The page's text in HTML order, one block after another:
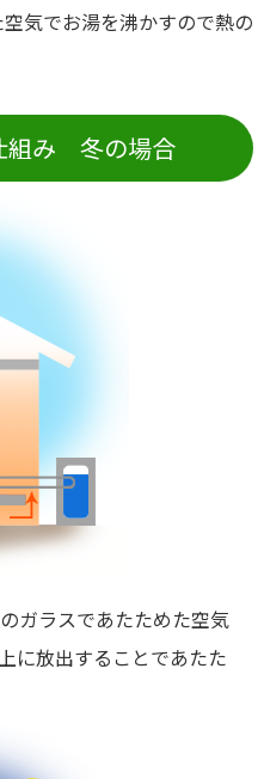
気でお湯を沸かすので熱の
組み 冬の場合
ガラスであたためた空気
に放出することであたた